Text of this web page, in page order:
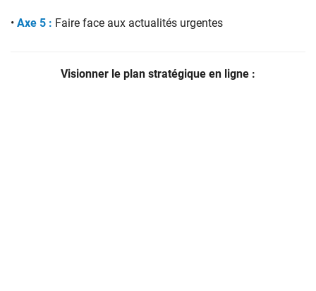
• Axe 5 : Faire face aux actualités urgentes
Visionner le plan stratégique en ligne :